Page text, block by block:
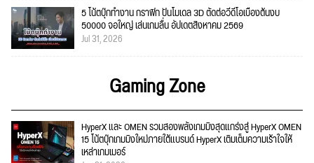
5 โน้ตบุ๊กทำงาน กราฟิก ปั้นโมเดล 3D ตัดต่อวีดีโอเบื้องต้นงบ
50000 จอใหญ่ เล่นเกมลื่น อัปเดตสิงหาคม 2569
Jul 31, 2026
Gaming Zone
HyperX และ OMEN รวมสองพลังเกมมิงสุดแกร่งสู่ HyperX OMEN
15 โน้ตบุ๊กเกมมิงใหม่ภายใต้แบรนด์ HyperX เติมเต็มความเร้าใจให้
เหล่าเกมเมอร์